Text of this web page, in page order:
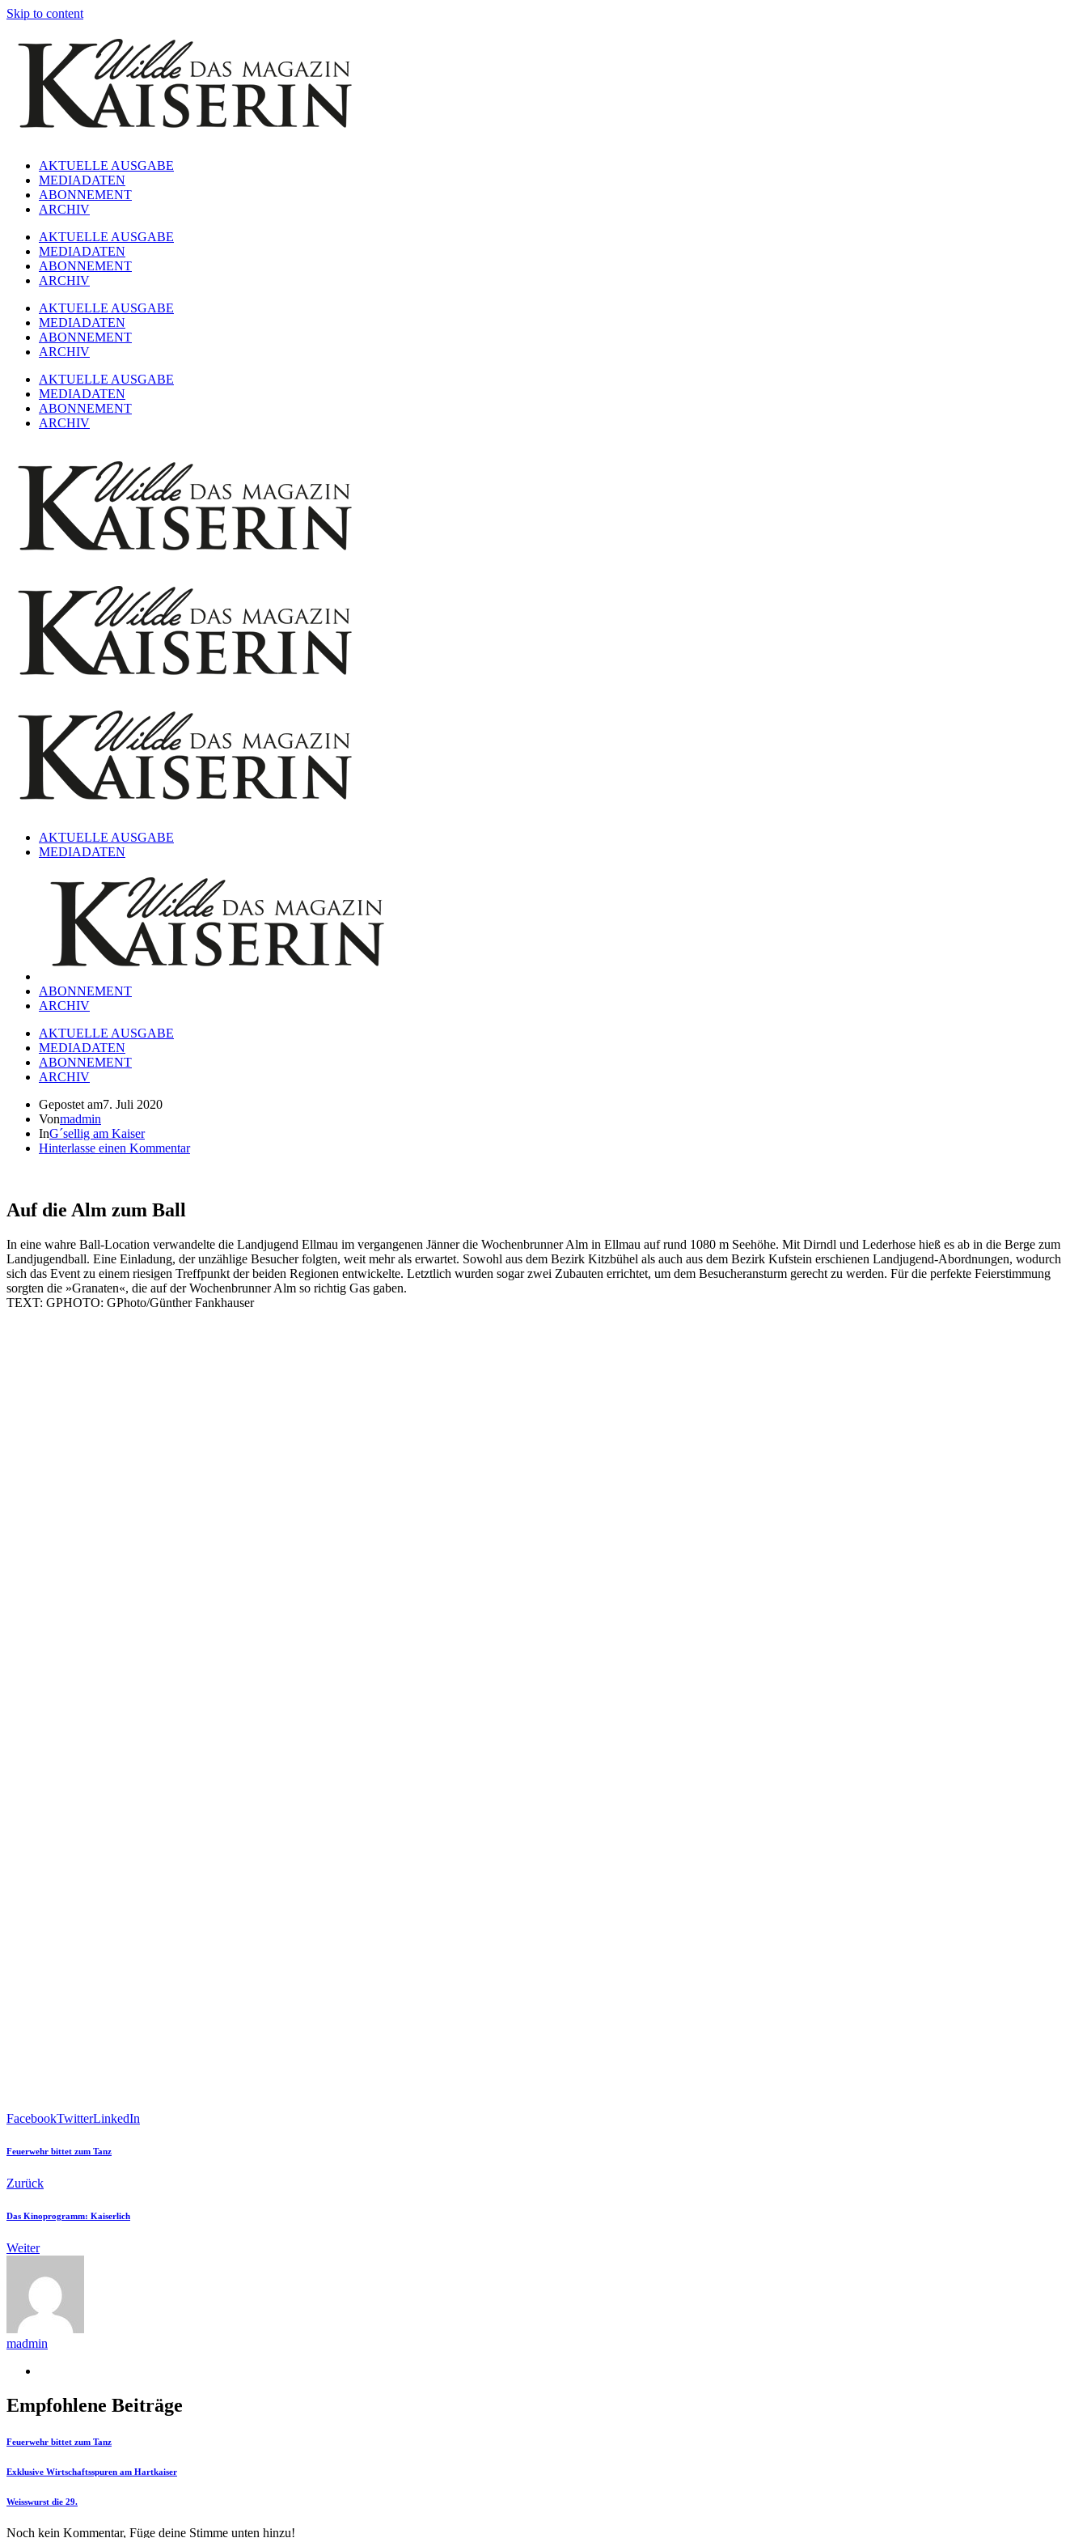
Skip to content
AKTUELLE AUSGABE
MEDIADATEN
ABONNEMENT
ARCHIV
AKTUELLE AUSGABE
MEDIADATEN
ABONNEMENT
ARCHIV
AKTUELLE AUSGABE
MEDIADATEN
ABONNEMENT
ARCHIV
AKTUELLE AUSGABE
MEDIADATEN
ABONNEMENT
ARCHIV
AKTUELLE AUSGABE
MEDIADATEN
ABONNEMENT
ARCHIV
AKTUELLE AUSGABE
MEDIADATEN
ABONNEMENT
ARCHIV
Gepostet am7. Juli 2020
Vonmadmin
InG´sellig am Kaiser
Hinterlasse einen Kommentar
Auf die Alm zum Ball
In eine wahre Ball-Location verwandelte die Landjugend Ellmau im vergangenen Jänner die Wochenbrunner Alm in Ellmau auf rund 1080 m Seehöhe. Mit Dirndl und Lederhose hieß es ab in die Berge zum
Landjugendball. Eine Einladung, der unzählige Besucher folgten, weit mehr als erwartet. Sowohl aus dem Bezirk Kitzbühel als auch aus dem Bezirk Kufstein erschienen Landjugend-Abordnungen, wodurch
sich das Event zu einem riesigen Treffpunkt der beiden Regionen entwickelte. Letztlich wurden sogar zwei Zubauten errichtet, um dem Besucheransturm gerecht zu werden. Für die perfekte Feierstimmung
sorgten die »Granaten«, die auf der Wochenbrunner Alm so richtig Gas gaben.
TEXT: GPHOTO: GPhoto/Günther Fankhauser
FacebookTwitterLinkedIn
Feuerwehr bittet zum Tanz
Zurück
Das Kinoprogramm: Kaiserlich
Weiter
madmin
Empfohlene Beiträge
Feuerwehr bittet zum Tanz
Exklusive Wirtschaftsspuren am Hartkaiser
Weisswurst die 29.
Noch kein Kommentar, Füge deine Stimme unten hinzu!